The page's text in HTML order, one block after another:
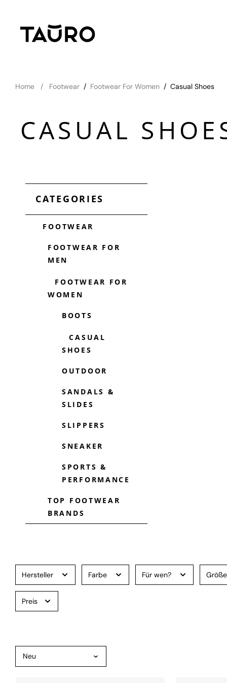
Home Footwear / Footwear For Women / Casual Shoes
CASUAL
CATEGORIES
FOOTWEAR
FOOTWEAR FOR
MEN
FOOTWEAR FOR
WOMEN
BOOTS
CASUAL
SHOES
OUTDOOR
SANDALS &
SLIDES
SLIPPERS
SNEAKER
SPORTS &
PERFORMANCE
TOP FOOTWEAR
BRANDS
Hersteller Farbe Für wen?
Preis